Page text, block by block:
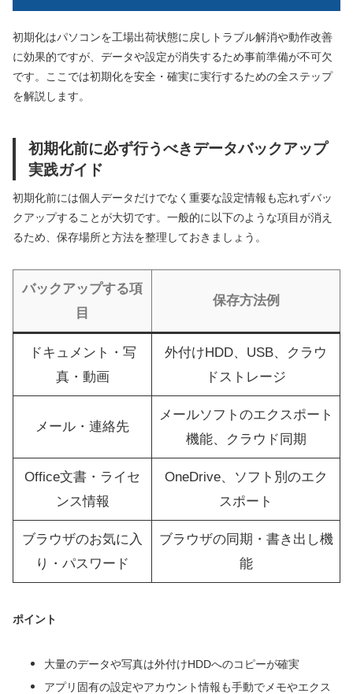
初期化はパソコンを工場出荷状態に戻しトラブル解消や動作改善
に効果的ですが、データや設定が消失するため事前準備が不可欠
です。ここでは初期化を安全・確実に実行するための全ステップ
を解説します。
初期化前に必ず行うべきデータバックアップ
実践ガイド
初期化前には個人データだけでなく重要な設定情報も忘れずバッ
クアップすることが大切です。一般的に以下のような項目が消え
るため、保存場所と方法を整理しておきましょう。
バックアップする項
目
保存方法例
ドキュメント・写
真・動画
外付けHDD、USB、クラウ
ドストレージ
メール・連絡先
メールソフトのエクスポート
機能、クラウド同期
Office文書・ライセ
ンス情報
OneDrive、ソフト別のエク
スポート
ブラウザのお気に入
り・パスワード
ブラウザの同期・書き出し機
能
ポイント
大量のデータや写真は外付けHDDへのコピーが確実
アプリ固有の設定やアカウント情報も手動でメモやエクス